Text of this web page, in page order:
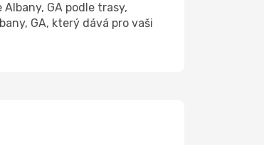
GA podle trasy,
GA, který dává pro vaši